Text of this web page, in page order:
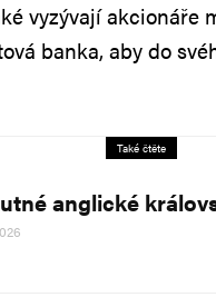
vyzývají akcionáře
banka, aby do
Také čtěte
anglické